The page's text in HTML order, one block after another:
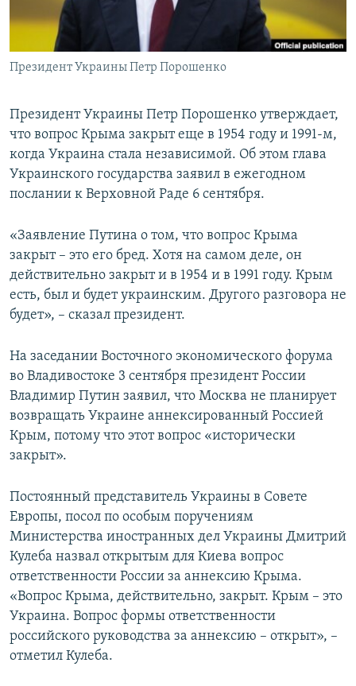
ПОБЕДИТЕЛЕЙ НЕ СУДЯТ?
КРЫМ.НЕПОКОРЕННЫЙ
ELIFBE
ПРИСОЕДИНЯЙТЕСЬ!
Все сайты RFE/RL
Президент Украины Петр Порошенко
Президент Украины Петр Порошенко утверждает,
что вопрос Крыма закрыт еще в 1954 году и 1991-м,
когда Украина стала независимой. Об этом глава
Украинского государства заявил в ежегодном
послании к Верховной Раде 6 сентября.
«Заявление Путина о том, что вопрос Крыма
закрыт – это его бред. Хотя на самом деле, он
действительно закрыт и в 1954 и в 1991 году. Крым
есть, был и будет украинским. Другого разговора не
будет», – сказал президент.
На заседании Восточного экономического форума
во Владивостоке 3 сентября президент России
Владимир Путин заявил, что Москва не планирует
возвращать Украине аннексированный Россией
Крым, потому что этот вопрос «исторически
закрыт».
Постоянный представитель Украины в Совете
Европы, посол по особым поручениям
Министерства иностранных дел Украины Дмитрий
Кулеба назвал открытым для Киева вопрос
ответственности России за аннексию Крыма.
«Вопрос Крыма, действительно, закрыт. Крым – это
Украина. Вопрос формы ответственности
российского руководства за аннексию – открыт», –
отметил Кулеба.